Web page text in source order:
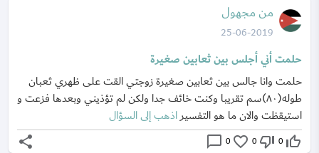
من مجهول
25-06-2019
حلمت أني أجلس بين ثعابين صغيرة
حلمت وانا جالس بين ثعابين صغيرة زوجتي القت على ظهري ثعبان
طوله(٨٠)سم تقريبا وكنت خائف جدا ولكن لم تؤذيني وبعدها فزعت و
استيقظت والان ما هو التفسيراذهب إلى السؤال
thumb_up_off_alt
0
thumb_down_off_alt
0
favorite_border
0
chat_bubble_outline
share